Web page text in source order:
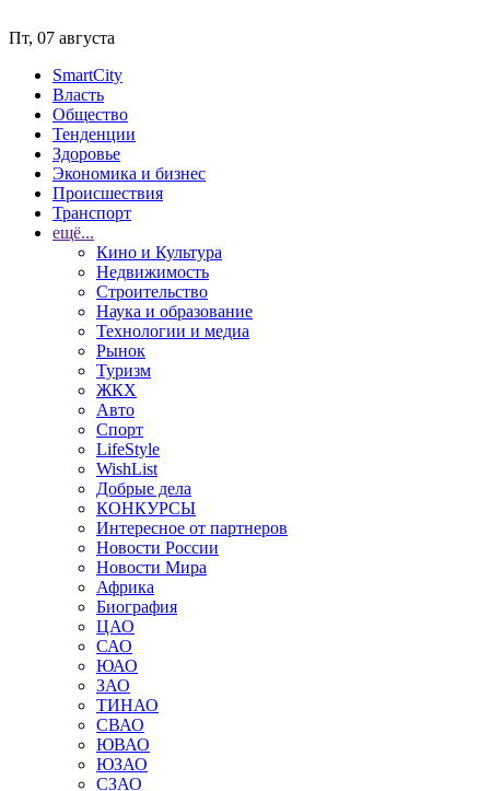
Пт, 07 августа
SmartCity
Власть
Общество
Тенденции
Здоровье
Экономика и бизнес
Происшествия
Транспорт
ещё...
Кино и Культура
Недвижимость
Строительство
Наука и образование
Технологии и медиа
Рынок
Туризм
ЖКХ
Авто
Спорт
LifeStyle
WishList
Добрые дела
КОНКУРСЫ
Интересное от партнеров
Новости России
Новости Мира
Африка
Биография
ЦАО
САО
ЮАО
ЗАО
ТИНАО
СВАО
ЮВАО
ЮЗАО
СЗАО